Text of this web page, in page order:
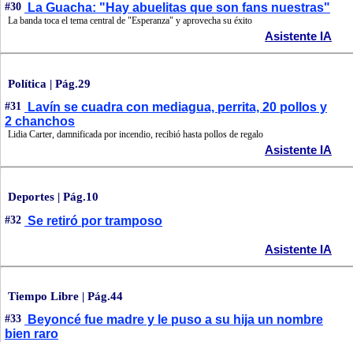
#30 La Guacha: "Hay abuelitas que son fans nuestras"
La banda toca el tema central de "Esperanza" y aprovecha su éxito
Asistente IA
Política | Pág.29
#31
Lavín se cuadra con mediagua, perrita, 20 pollos y
2 chanchos
Lidia Carter, damnificada por incendio, recibió hasta pollos de regalo
Asistente IA
Deportes | Pág.10
#32 Se retiró por tramposo
Asistente IA
Tiempo Libre | Pág.44
#33
Beyoncé fue madre y le puso a su hija un nombre
bien raro